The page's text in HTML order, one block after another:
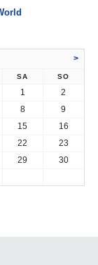
>
SA SO
1
2
8
9
15
16
22
23
29
30